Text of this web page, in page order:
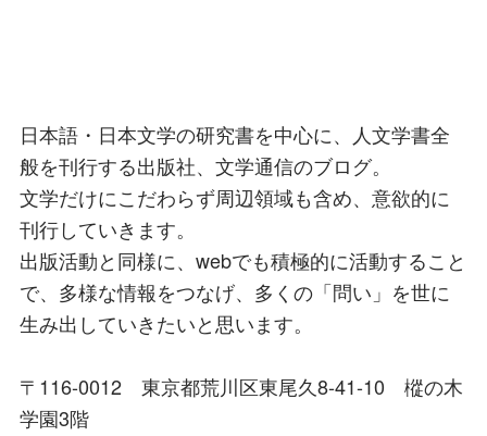
日本語・日本文学の研究書を中心に、人文学書全
般を刊行する出版社、文学通信のブログ。
文学だけにこだわらず周辺領域も含め、意欲的に
刊行していきます。
出版活動と同様に、webでも積極的に活動すること
で、多様な情報をつなげ、多くの「問い」を世に
生み出していきたいと思います。
〒116-0012 東京都荒川区東尾久8-41-10 樅の木
学園3階